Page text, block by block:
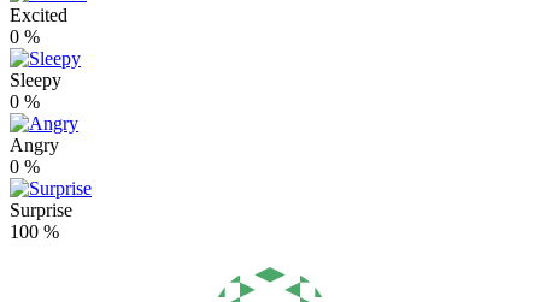
Excited
0 %
Sleepy
0 %
Angry
0 %
Surprise
100 %